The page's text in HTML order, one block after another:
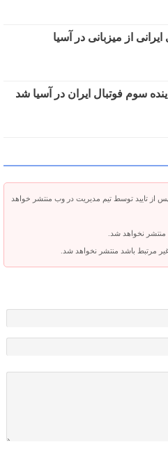
از میزبانی در آسیا
سوم فوتبال ایران در آسیا شد
از تایید توسط تیم مدیریت در وب منتشر خواهد
منتشر نخواهد شد.
غیر مرتبط باشد منتشر نخواهد شد.